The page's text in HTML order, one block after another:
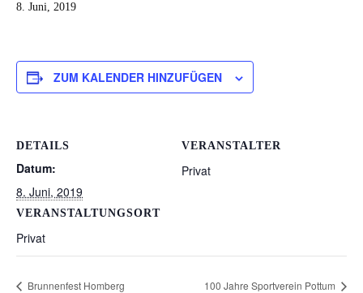
8. Juni, 2019
ZUM KALENDER HINZUFÜGEN
DETAILS
Datum:
8. Juni, 2019
VERANSTALTUNGSORT
Privat
VERANSTALTER
Privat
Brunnenfest Homberg 100 Jahre Sportverein Pottum